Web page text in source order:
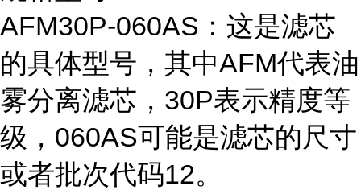
AFM30P-060AS：这是滤芯
的具体型号，其中AFM代表油
雾分离滤芯，30P表示精度等
级，060AS可能是滤芯的尺寸
或者批次代码12。